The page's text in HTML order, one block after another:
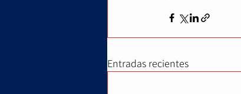
Entradas recientes